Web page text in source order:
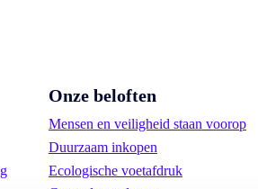
Onze beloften
Mensen en veiligheid staan voorop
Duurzaam inkopen
Ecologische voetafdruk